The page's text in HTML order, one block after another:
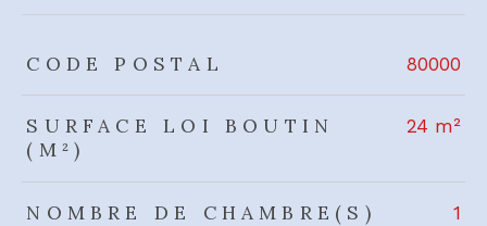
TRAD_ZEPHYR_Caracteristique TRAD_ZEPHYR_Valeurs
CODE POSTAL 80000
SURFACE LOI BOUTIN
(M²)
24 m²
NOMBRE DE CHAMBRE(S) 1